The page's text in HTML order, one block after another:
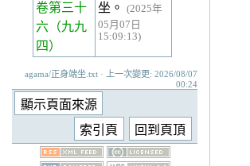
卷第三十
六 （九九
四）
坐。
(2025年
05月07日
15:09:13)
agama/正身端坐.txt · 上一次變更: 2026/08/07
00:24